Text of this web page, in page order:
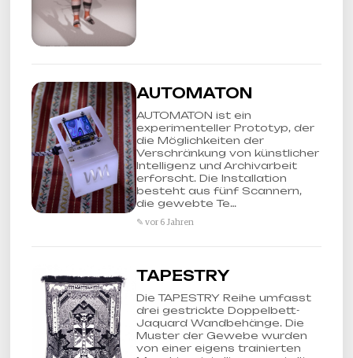
AUTOMATON
AUTOMATON ist ein
experimenteller Prototyp, der
die Möglichkeiten der
Verschränkung von künstlicher
Intelligenz und Archivarbeit
erforscht. Die Installation
besteht aus fünf Scannern,
die gewebte Te…
✎ vor 6 Jahren
TAPESTRY
Die TAPESTRY Reihe umfasst
drei gestrickte Doppelbett-
Jaquard Wandbehänge. Die
Muster der Gewebe wurden
von einer eigens trainierten